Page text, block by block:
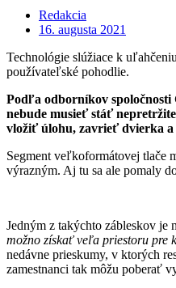
Redakcia
16. augusta 2021
Technológie slúžiace k
používateľské pohodlie.
Podľa odborníkov
nebude musieť stáť
vložiť úlohu, zavrieť dvierka a
Segment veľkoformátovej tlače
výrazným. Aj tu sa ale pomaly
Jedným z takýchto zábleskov je
možno získať veľa priestoru pre
nedávne prieskumy, v ktorých
zamestnanci tak môžu poberať